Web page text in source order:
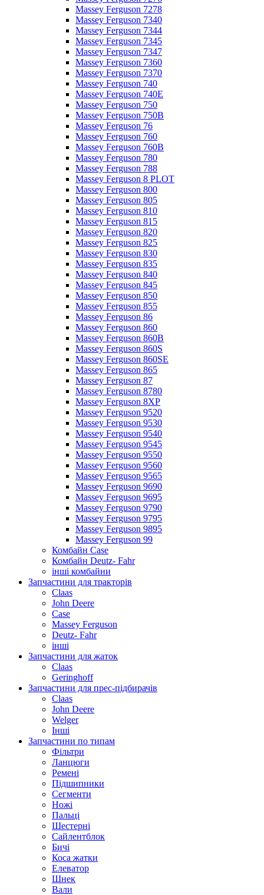
Massey Ferguson 7278
Massey Ferguson 7340
Massey Ferguson 7344
Massey Ferguson 7345
Massey Ferguson 7347
Massey Ferguson 7360
Massey Ferguson 7370
Massey Ferguson 740
Massey Ferguson 740E
Massey Ferguson 750
Massey Ferguson 750B
Massey Ferguson 76
Massey Ferguson 760
Massey Ferguson 760B
Massey Ferguson 780
Massey Ferguson 788
Massey Ferguson 8 PLOT
Massey Ferguson 800
Massey Ferguson 805
Massey Ferguson 810
Massey Ferguson 815
Massey Ferguson 820
Massey Ferguson 825
Massey Ferguson 830
Massey Ferguson 835
Massey Ferguson 840
Massey Ferguson 845
Massey Ferguson 850
Massey Ferguson 855
Massey Ferguson 86
Massey Ferguson 860
Massey Ferguson 860B
Massey Ferguson 860S
Massey Ferguson 860SE
Massey Ferguson 865
Massey Ferguson 87
Massey Ferguson 8780
Massey Ferguson 8XP
Massey Ferguson 9520
Massey Ferguson 9530
Massey Ferguson 9540
Massey Ferguson 9545
Massey Ferguson 9550
Massey Ferguson 9560
Massey Ferguson 9565
Massey Ferguson 9690
Massey Ferguson 9695
Massey Ferguson 9790
Massey Ferguson 9795
Massey Ferguson 9895
Massey Ferguson 99
Комбайн Case
Комбайн Deutz- Fahr
інші комбайни
Запчастини для тракторів
Claas
John Deere
Case
Massey Ferguson
Deutz- Fahr
інші
Запчастини для жаток
Claas
Geringhoff
Запчастини для прес-підбирачів
Claas
John Deere
Welger
Інші
Запчастини по типам
Фільтри
Ланцюги
Ремені
Підшипники
Сегменти
Ножі
Пальці
Шестерні
Сайлентблок
Бичі
Коса жатки
Елеватор
Шнек
Вали